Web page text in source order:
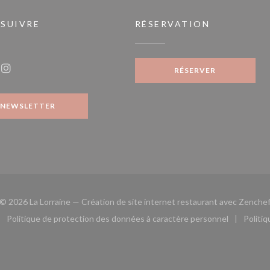
NEWSLETTER
RÉSERVATION
RÉSERVER
© 2026 La Lorraine — Création de site internet restaurant avec Zenchef
fenêtre))
une nouvelle fenêtre))
Politique de protection des données à caractère personnel
((ouvre une nouvelle fenêtre))